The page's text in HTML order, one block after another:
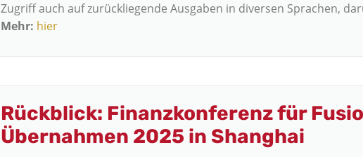
Zugriff auch auf zurückliegende Ausgaben in diversen Sprachen,
Mehr: hier
Rückblick: Finanzkonferenz für
Übernahmen 2025 in Shanghai